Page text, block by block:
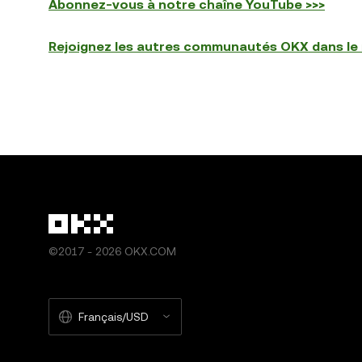
Abonnez-vous à notre chaîne YouTube >>>
Rejoignez les autres communautés OKX dans le
©2017 - 2026 OKX.COM
Français/USD